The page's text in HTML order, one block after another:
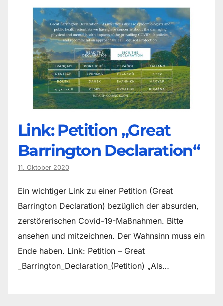
Link: Petition „Great
Barrington Declaration“
11. Oktober 2020
Ein wichtiger Link zu einer Petition (Great
Barrington Declaration) bezüglich der absurden,
zerstörerischen Covid-19-Maßnahmen. Bitte
ansehen und mitzeichnen. Der Wahnsinn muss ein
Ende haben. Link: Petition – Great
_Barrington_Declaration_(Petition) „Als…